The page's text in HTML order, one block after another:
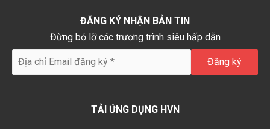
ĐĂNG KÝ NHẬN BẢN TIN
Đừng bỏ lỡ các trương trình siêu hấp dẫn
TẢI ỨNG DỤNG HVN